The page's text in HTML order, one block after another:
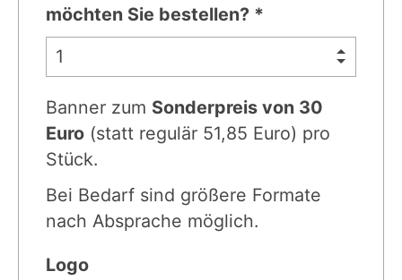
möchten Sie bestellen? *
Banner zum Sonderpreis von 30
Euro (statt regulär 51,85 Euro) pro
Stück.
Bei Bedarf sind größere Formate
nach Absprache möglich.
Logo